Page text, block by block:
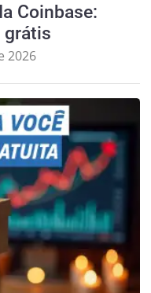
Coinbase:
grátis
2026